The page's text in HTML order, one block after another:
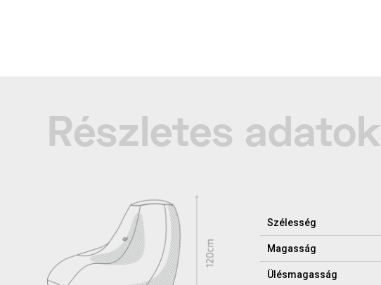
Részletes adatok
Szélesség
Magasság
Ülésmagasság